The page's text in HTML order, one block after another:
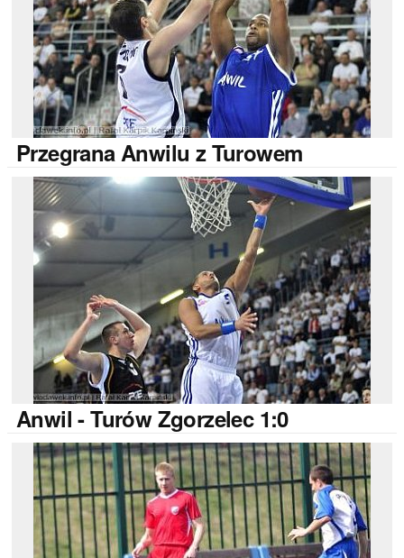
PrzegranaAnwilu z Turowem
Anwil - Turów Zgorzelec 1:0